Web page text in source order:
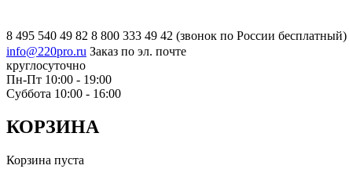
8 495 540 49 82 8 800 333 49 42 (звонок по России бесплатный)
info@220pro.ru Заказ по эл. почте
круглосуточно
Пн-Пт 10:00 - 19:00
Суббота 10:00 - 16:00
КОРЗИНА
Корзина пуста